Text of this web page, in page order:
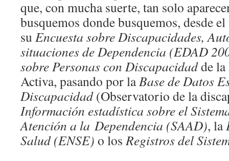
que, con mucha suerte, tan solo
busquemos donde busquemos, desde
su Encuesta sobre Discapacidades,
situaciones de Dependencia (EDAD
sobre Personas con Discapacidadde
Activa, pasando por laBase de Datos
Discapacidad(Observatorio de la
Información estadística sobre el
Atención a la Dependencia (SAAD), la
Salud (ENSE) o losRegistros del